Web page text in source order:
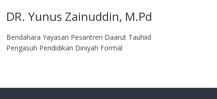
DR. Yunus Zainuddin, M.Pd
Bendahara Yayasan Pesantren Daarut Tauhiid
Pengasuh Pendidikan Diniyah Formal